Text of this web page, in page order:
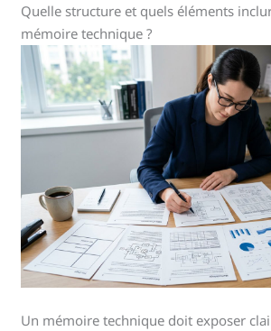
Quelle structure et quels éléments
mémoire technique ?
Un mémoire technique doit exposer